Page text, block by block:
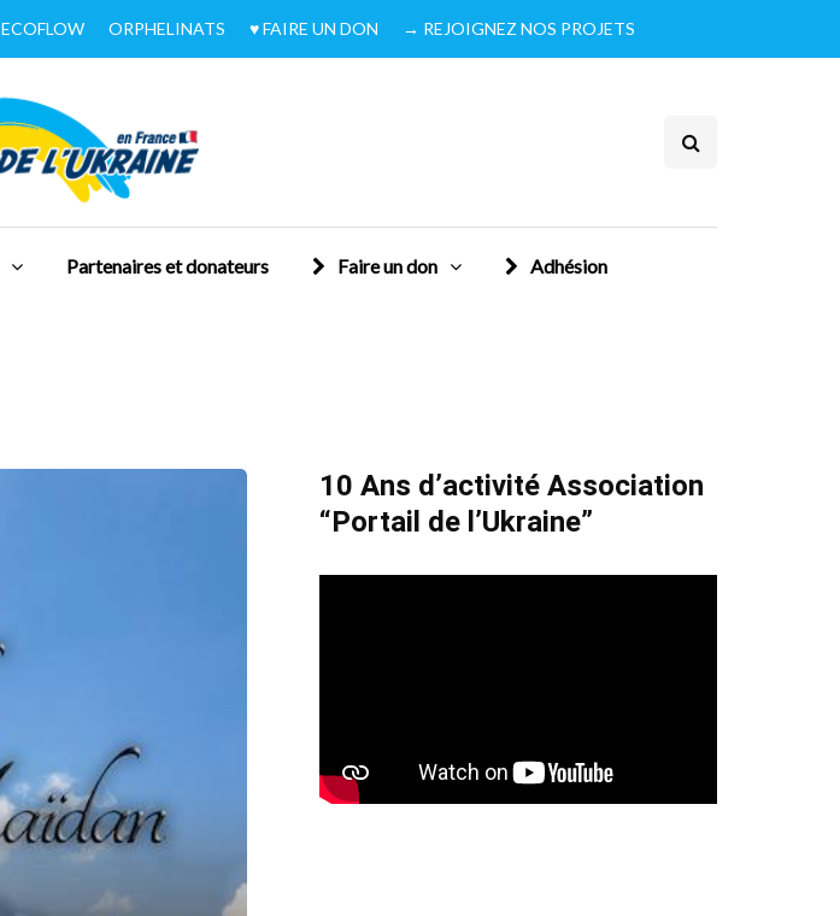
ECOFLOW ORPHELINATS ♥︎ FAIRE UN DON → REJOIGNEZ NOS PROJETS
Partenaires et donateurs Adhésion
Faire un don
10 Ans d’activité Association
“Portail de l’Ukraine”